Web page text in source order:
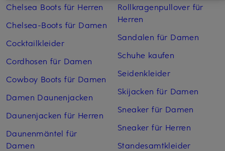
Chelsea Boots für Herren
Chelsea-Boots für Damen
Cocktailkleider
Cordhosen für Damen
Cowboy Boots für Damen
Damen Daunenjacken
Daunenjacken für Herren
Daunenmäntel für
Damen
Rollkragenpullover für
Herren
Sandalen für Damen
Schuhe kaufen
Seidenkleider
Skijacken für Damen
Sneaker für Damen
Sneaker für Herren
Standesamtkleider